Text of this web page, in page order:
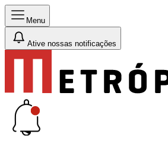
Menu
Ative nossas notificações